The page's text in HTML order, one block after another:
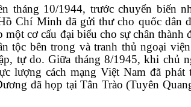
tháng 10/1944, trước chuyển biến
Chí Minh đã gửi thư cho quốc dân
cơ cấu đại biểu cho sự chân thành
tộc bên trong và tranh thủ ngoại
tự do. Giữa tháng 8/1945, khi chủ
lượng cách mạng Việt Nam đã phát
đã họp tại Tân Trào (Tuyên